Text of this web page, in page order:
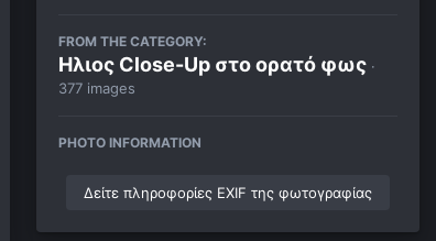
FROM THE CATEGORY:
Ηλιος Close-Up στο ορατό φως ·
377 images
PHOTO INFORMATION
Δείτε πληροφορίες EXIF της φωτογραφίας